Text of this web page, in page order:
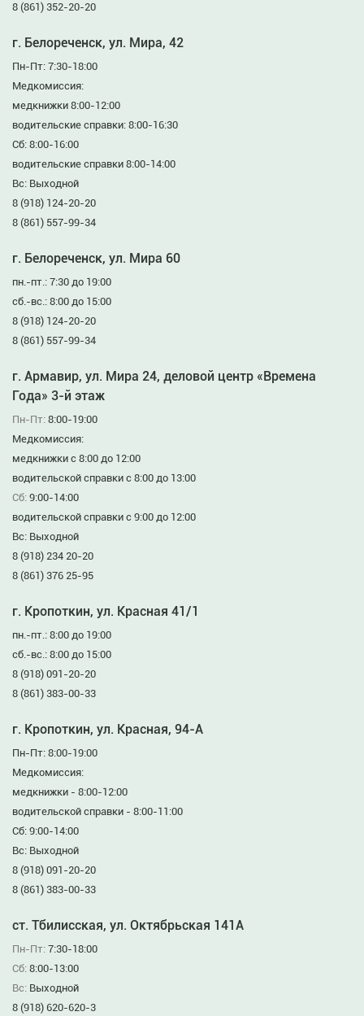
8 (861) 352-20-20
г. Белореченск, ул. Мира, 42
Пн-Пт: 7:30-18:00
Медкомиссия:
медкнижки 8:00-12:00
водительские справки: 8:00-16:30
Сб: 8:00-16:00
водительские справки 8:00-14:00
Вс: Выходной
8 (918) 124-20-20
8 (861) 557-99-34
г. Белореченск, ул. Мира 60
пн.-пт.: 7:30 до 19:00
сб.-вс.: 8:00 до 15:00
8 (918) 124-20-20
8 (861) 557-99-34
г. Армавир, ул. Мира 24, деловой центр «Времена
Года» 3-й этаж
Пн-Пт: 8:00-19:00
Медкомиссия:
медкнижки с 8:00 до 12:00
водительской справки с 8:00 до 13:00
Сб: 9:00-14:00
водительской справки с 9:00 до 12:00
Вс: Выходной
8 (918) 234 20-20
8 (861) 376 25-95
г. Кропоткин, ул. Красная 41/1
пн.-пт.: 8:00 до 19:00
сб.-вс.: 8:00 до 15:00
8 (918) 091-20-20
8 (861) 383-00-33
г. Кропоткин, ул. Красная, 94-А
Пн-Пт: 8:00-19:00
Медкомиссия:
медкнижки - 8:00-12:00
водительской справки - 8:00-11:00
Сб: 9:00-14:00
Вс: Выходной
8 (918) 091-20-20
8 (861) 383-00-33
ст. Тбилисская, ул. Октябрьская 141А
Пн-Пт: 7:30-18:00
Сб: 8:00-13:00
Вс: Выходной
8 (918) 620-620-3